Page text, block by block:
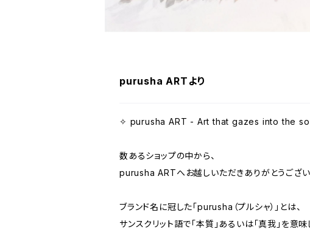
purusha ARTより
✧ purusha ART - Art that gazes into the
数あるショップの中から、
purusha ARTへお越しいただきありがとうござい
ブランド名に冠した「purusha（プルシャ）」とは、
サンスクリット語で「本質」あるいは「真我」を意味